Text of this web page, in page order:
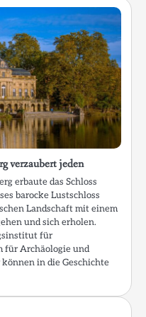
verzaubert jeden
erbaute das Schloss
barocke Lustschloss
Landschaft mit einem
und sich erholen.
für
für Archäologie und
in die Geschichte